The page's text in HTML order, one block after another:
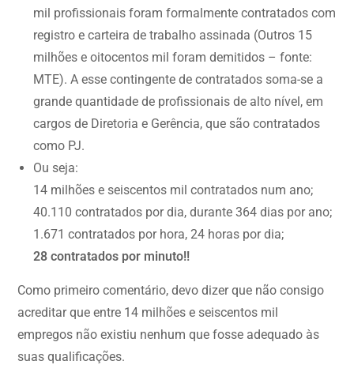
mil profissionais foram formalmente contratados com
registro e carteira de trabalho assinada (Outros 15
milhões e oitocentos mil foram demitidos – fonte:
MTE). A esse contingente de contratados soma-se a
grande quantidade de profissionais de alto nível, em
cargos de Diretoria e Gerência, que são contratados
como PJ.
Ou seja:
14 milhões e seiscentos mil contratados num ano;
40.110 contratados por dia, durante 364 dias por ano;
1.671 contratados por hora, 24 horas por dia;
28 contratados por minuto!!
Como primeiro comentário, devo dizer que não consigo
acreditar que entre 14 milhões e seiscentos mil
empregos não existiu nenhum que fosse adequado às
suas qualificações.